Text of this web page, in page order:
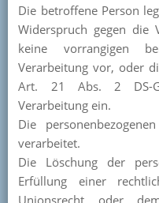
Die betroffene Person
Widerspruch gegen die
keine vorrangigen
Verarbeitung vor, oder
Art. 21 Abs. 2 DS-
Verarbeitung ein.
Die
verarbeitet.
Die Löschung der
Erfüllung einer
Unionsrecht oder